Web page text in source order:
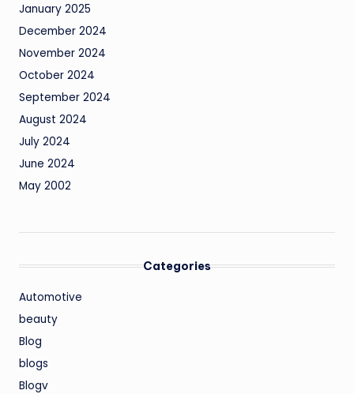
January 2025
December 2024
November 2024
October 2024
September 2024
August 2024
July 2024
June 2024
May 2002
Categories
Automotive
beauty
Blog
blogs
Blogv